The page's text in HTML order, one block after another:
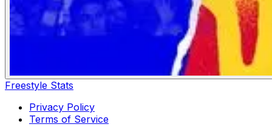
Freestyle Stats
Privacy Policy
Terms of Service